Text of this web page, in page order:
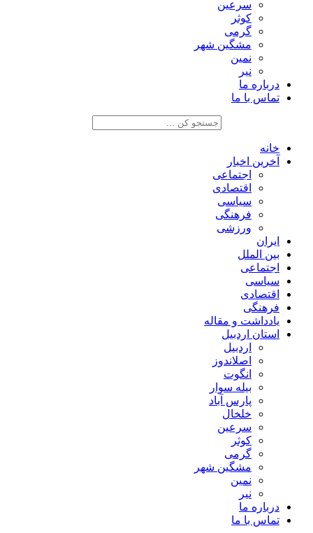
سرعین
کوثر
گرمی
مشگین شهر
نمین
نیر
درباره ما
تماس با ما
خانه
آخرین اخبار
اجتماعی
اقتصادی
سیاسی
فرهنگی
ورزشی
ایران
بین الملل
اجتماعی
سیاسی
اقتصادی
فرهنگی
یادداشت و مقاله
استان اردبیل
اردبیل
اصلاندوز
انگوت
بیله سوار
پارس آباد
خلخال
سرعین
کوثر
گرمی
مشگین شهر
نمین
نیر
درباره ما
تماس با ما